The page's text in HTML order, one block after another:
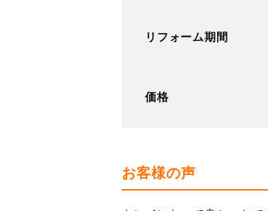
リフォーム期間
価格
お客様の声